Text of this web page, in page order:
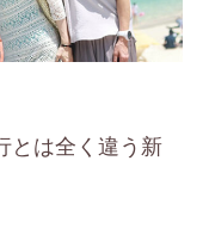
とは全く違う新